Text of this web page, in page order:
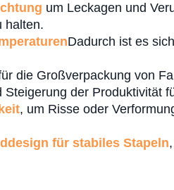
um Leckagen und
halten.
Dadurch ist es
die Großverpackung von
der Produktivität
, um Risse oder
für stabiles Stapeln